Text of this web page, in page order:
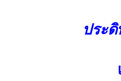
ประ